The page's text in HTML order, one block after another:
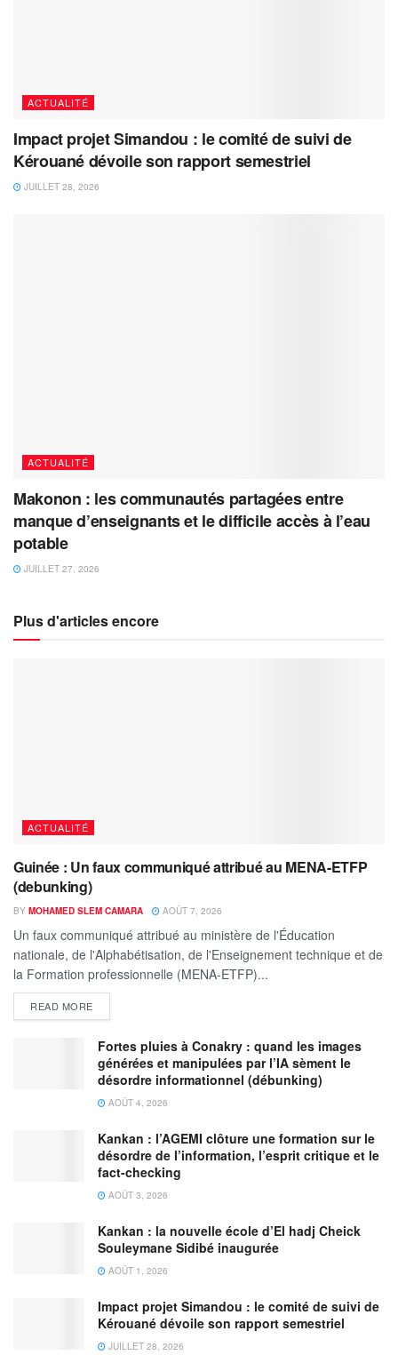
ACTUALITÉ
Impact projet Simandou : le comité de suivi de
Kérouané dévoile son rapport semestriel
JUILLET 28, 2026
ACTUALITÉ
Makonon : les communautés partagées entre
manque d’enseignants et le difficile accès à l’eau
potable
JUILLET 27, 2026
Plus d'articles encore
ACTUALITÉ
Guinée : Un faux communiqué attribué au MENA-ETFP
(debunking)
BY MOHAMED SLEM CAMARA AOÛT 7, 2026
Un faux communiqué attribué au ministère de l'Éducation
nationale, de l'Alphabétisation, de l'Enseignement technique et de
la Formation professionnelle (MENA-ETFP)...
READ MORE
Fortes pluies à Conakry : quand les images
générées et manipulées par l’IA sèment le
désordre informationnel (débunking)
AOÛT 4, 2026
Kankan : l’AGEMI clôture une formation sur le
désordre de l’information, l’esprit critique et le
fact-checking
AOÛT 3, 2026
Kankan : la nouvelle école d’El hadj Cheick
Souleymane Sidibé inaugurée
AOÛT 1, 2026
Impact projet Simandou : le comité de suivi de
Kérouané dévoile son rapport semestriel
JUILLET 28, 2026